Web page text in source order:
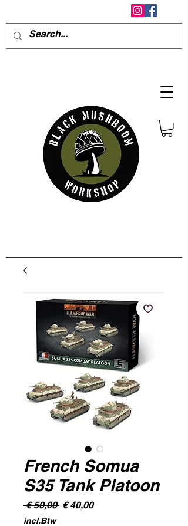
French Somua
S35 Tank Platoon
€ 50,00 Normale
€ 40,00Verkoopprijs
incl.Btw